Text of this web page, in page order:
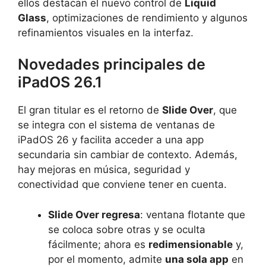
ellos destacan el nuevo control de Liquid
Glass, optimizaciones de rendimiento y algunos
refinamientos visuales en la interfaz.
Novedades principales de
iPadOS 26.1
El gran titular es el retorno de Slide Over, que
se integra con el sistema de ventanas de
iPadOS 26 y facilita acceder a una app
secundaria sin cambiar de contexto. Además,
hay mejoras en música, seguridad y
conectividad que conviene tener en cuenta.
Slide Over regresa: ventana flotante que
se coloca sobre otras y se oculta
fácilmente; ahora es redimensionable y,
por el momento, admite una sola app en